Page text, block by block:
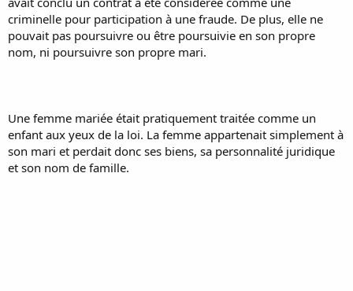
criminelle pour participation à une fraude. De plus, elle ne
pouvait pas poursuivre ou être poursuivie en son propre
nom, ni poursuivre son propre mari.
Une femme mariée était pratiquement traitée comme un
enfant aux yeux de la loi. La femme appartenait simplement à
son mari et perdait donc ses biens, sa personnalité juridique
et son nom de famille.